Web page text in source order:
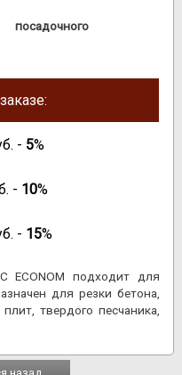
- 5%
- 10%
- 15%
ECONOM подходит для
для резки бетона,
твердого песчаника,